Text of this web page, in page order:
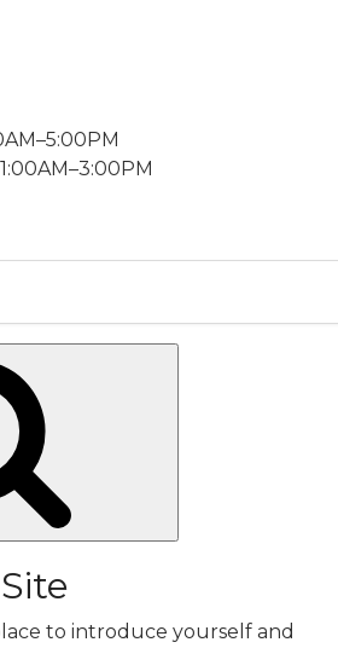
to introduce yourself and